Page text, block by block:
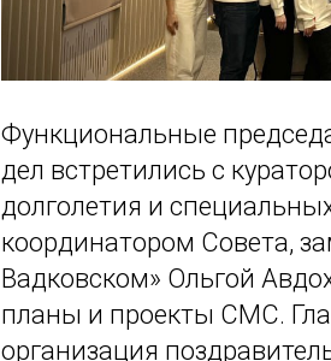
Функциональные
дел встретились с
долголетия и
координатором Совета,
Вадковском» Ольгой
планы и проекты СМС.
организация